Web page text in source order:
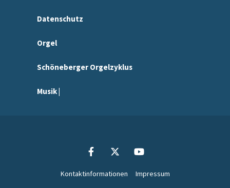
Datenschutz
Orgel
Schöneberger Orgelzyklus
Musik |
Kontaktinformationen Impressum